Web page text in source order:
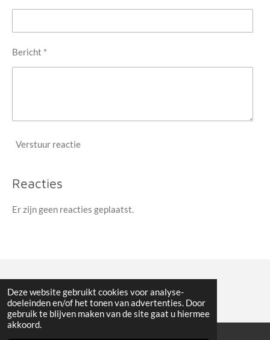
Deze website gebruikt cookies voor analyse-
doeleinden en/of het tonen van advertenties. Door
gebruik te blijven maken van de site gaat u hiermee
akkoord.
Bericht *
Verstuur reactie
Reacties
Er zijn geen reacties geplaatst.
© 2022 Veldritnieuws